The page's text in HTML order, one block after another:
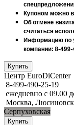
Купоном можно
Об отмене
считаться
Информацию по
компании: 8-499-
Центр EuroDiCenter
8-499-490-25-19
ежедневно с 09.00
Москва,
Серпуховская